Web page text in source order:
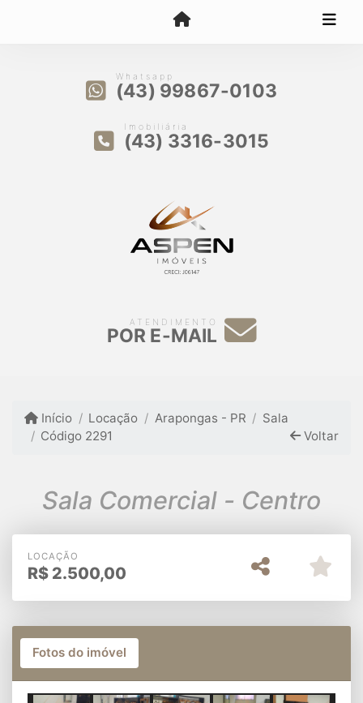
Whatsapp
(43) 99867-0103
Imobiliária
(43) 3316-3015
ATENDIMENTO
POR E-MAIL
Início Locação Arapongas - PR
Sala
Código 2291
Voltar
Sala Comercial - Centro
LOCAÇÃO
R$ 2.500,00
Fotos do imóvel